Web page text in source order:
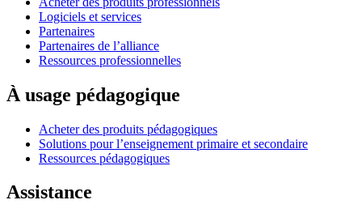
Logiciels et services
Partenaires
Partenaires de l’alliance
Ressources professionnelles
À usage pédagogique
Acheter des produits pédagogiques
Solutions pour l’enseignement primaire et secondaire
Ressources pédagogiques
Assistance